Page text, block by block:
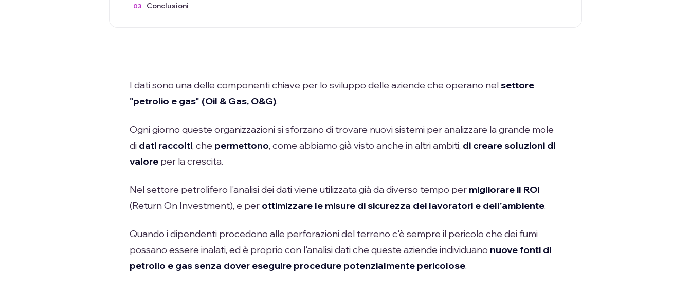
Conclusioni
I dati sono una delle componenti chiave per lo sviluppo delle aziende che operano nelsettore
"petrolio e gas" (Oil & Gas, O&G).
Ogni giorno queste organizzazioni si sforzano di trovare nuovi sistemi per analizzare la grande mole
di dati raccolti, che permettono, come abbiamo già visto anche in altri ambiti, di creare soluzioni di
valore per la crescita.
Nel settore petrolifero l'analisi dei dati viene utilizzata già da diverso tempo per migliorare il ROI
(Return On Investment), e per ottimizzare le misure di sicurezza dei lavoratori e dell'ambiente.
Quando i dipendenti procedono alle perforazioni del terreno c'è sempre il pericolo che dei fumi
possano essere inalati, ed è proprio con l'analisi dati che queste aziende individuano nuove fonti di
petrolio e gas senza dover eseguire procedure potenzialmente pericolose.